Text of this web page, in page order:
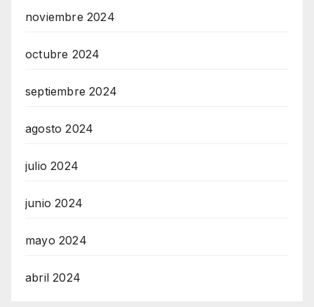
noviembre 2024
octubre 2024
septiembre 2024
agosto 2024
julio 2024
junio 2024
mayo 2024
abril 2024